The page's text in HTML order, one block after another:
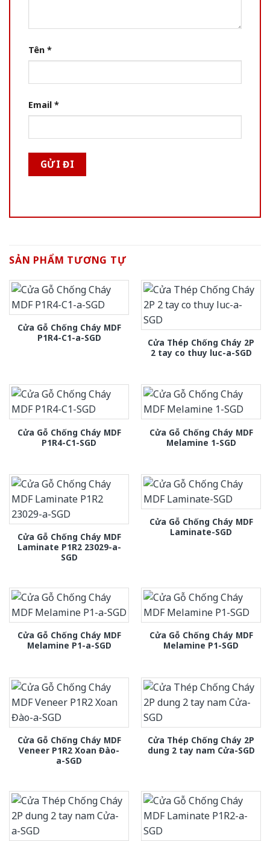
Tên *
Email *
SẢN PHẨM TƯƠNG TỰ
Cửa Gỗ Chống Cháy MDF
P1R4-C1-a-SGD
Cửa Thép Chống Cháy 2P
2 tay co thuy luc-a-SGD
Cửa Gỗ Chống Cháy MDF
P1R4-C1-SGD
Cửa Gỗ Chống Cháy MDF
Melamine 1-SGD
Cửa Gỗ Chống Cháy MDF
Laminate P1R2 23029-a-
SGD
Cửa Gỗ Chống Cháy MDF
Laminate-SGD
Cửa Gỗ Chống Cháy MDF
Melamine P1-a-SGD
Cửa Gỗ Chống Cháy MDF
Melamine P1-SGD
Cửa Gỗ Chống Cháy MDF
Veneer P1R2 Xoan Đào-
a-SGD
Cửa Thép Chống Cháy 2P
dung 2 tay nam Cửa-SGD